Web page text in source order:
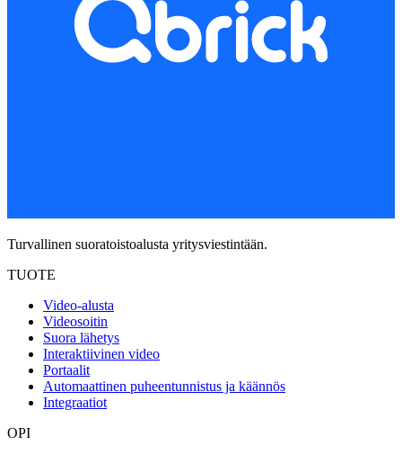
Turvallinen suoratoistoalusta yritysviestintään.
TUOTE
Video-alusta
Videosoitin
Suora lähetys
Interaktiivinen video
Portaalit
Automaattinen puheentunnistus ja käännös
Integraatiot
OPI